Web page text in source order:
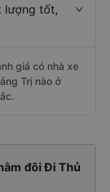
lượng tốt,
giá có nhà xe
Trị nào ở
đôi Đi Thủ